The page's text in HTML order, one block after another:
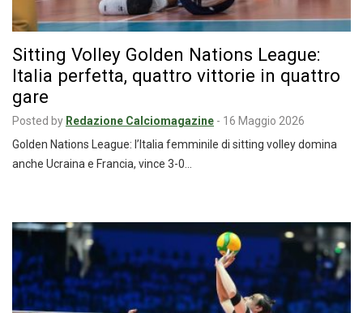
Sitting Volley Golden Nations League:
Italia perfetta, quattro vittorie in quattro
gare
Posted by Redazione Calciomagazine - 16 Maggio 2026
Golden Nations League: l’Italia femminile di sitting volley domina
anche Ucraina e Francia, vince 3-0…